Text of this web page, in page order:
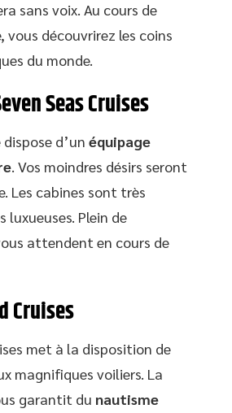
sans voix. Au cours de
vous découvrirez les coins
du monde.
Seas Cruises
d’un équipage
. Vos moindres désirs seront
Les cabines sont très
luxueuses. Plein de
attendent en cours de
Cruises
met à la disposition de
magnifiques voiliers. La
garantit du nautisme